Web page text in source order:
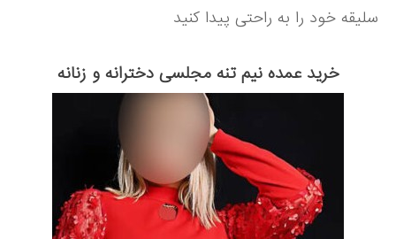
سلیقه خود را به راحتی پیدا کنید
خرید عمده نیم تنه مجلسی دخترانه و زنانه